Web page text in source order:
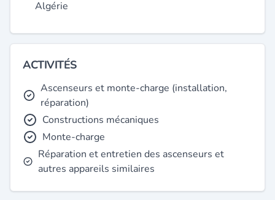
Algérie
ACTIVITÉS
Ascenseurs et monte-charge (installation,
réparation)
Constructions mécaniques
Monte-charge
Réparation et entretien des ascenseurs et
autres appareils similaires